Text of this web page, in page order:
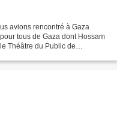
avions rencontré à Gaza
tous de Gaza dont Hossam
Théâtre du Public de